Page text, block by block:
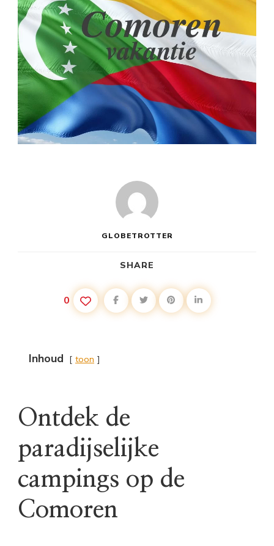
GLOBETROTTER
SHARE
0
Inhoud toon
Ontdek de
paradijselijke
campings op de
Comoren